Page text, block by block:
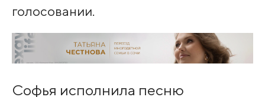
голосовании.
Софья исполнила песню